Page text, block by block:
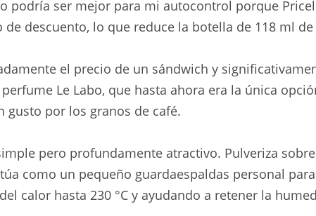
podría ser mejor para mi autocontrol porque
descuento, lo que reduce la botella de 118 ml de
el precio de un sándwich y
Le Labo, que hasta ahora era la única
gusto por los granos de café.
pero profundamente atractivo. Pulveriza
como un pequeño guardaespaldas personal
calor hasta 230 °C y ayudando a retener la